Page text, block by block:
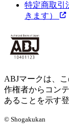
特定商取引
きます）
ABJマークは、
作権者からコン
あることを示す
© Shogakukan